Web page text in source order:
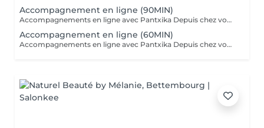
Accompagnement en ligne (90MIN)
Accompagnements en ligne avec Pantxika Depuis chez vous, bénéficiez d'un accompagnement sur-mesure pour retrouver équilibre et sérénité. Chaque séance commence par une anamnèse pour comprendre votre parcours, vos besoins et vos attentes. Parce que chaque personne est unique, l'accompagnement est entièrement personnalisé. EFT (Emotional Freedom Techniques) : Libérez-vous des blocages émotionnels, du stress et des croyances limitantes grâce à cette technique de libération des émotions. IEP (Intention-Based Energy Process - Steve Wells) : Une approche puissante pour travailler sur vos résistances inconscientes et renforcer votre résilience. Reiki : Recevez une harmonisation énergétique à distance pour apaiser le corps et l'esprit. Réflexologie palmaire : Stimulez les points réflexes des mains pour favoriser le bien-être général. Comment ça marche ? Prenez rendez-vous en ligne. Recevez un lien Zoom après votre réservation. Connectez-vous à l'heure convenue pour votre séance. Où que vous soyez, je vous accompagne avec bienveillance et efficacité. Réservez votre séance dès maintenant Pantxika
Accompagnement en ligne (60MIN)
Accompagnements en ligne avec Pantxika Depuis chez vous, bénéficiez d'un accompagnement sur-mesure pour retrouver équilibre et sérénité. Chaque séance commence par une anamnèse pour comprendre votre parcours, vos besoins et vos attentes. Parce que chaque personne est unique, l'accompagnement est entièrement personnalisé. EFT (Emotional Freedom Techniques) : Libérez-vous des blocages émotionnels, du stress et des croyances limitantes grâce à cette technique de libération des émotions. IEP (Intention-Based Energy Process - Steve Wells) : Une approche puissante pour travailler sur vos résistances inconscientes et renforcer votre résilience. Reiki : Recevez une harmonisation énergétique à distance pour apaiser le corps et l'esprit. Réflexologie palmaire : Stimulez les points réflexes des mains pour favoriser le bien-être général. Comment ça marche ? Prenez rendez-vous en ligne. Recevez un lien Zoom après votre réservation. Connectez-vous à l'heure convenue pour votre séance. Où que vous soyez, je vous accompagne avec bienveillance et efficacité. Réservez votre séance dès maintenant Pantxika